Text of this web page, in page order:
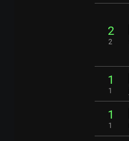
2
2
1
1
1
1